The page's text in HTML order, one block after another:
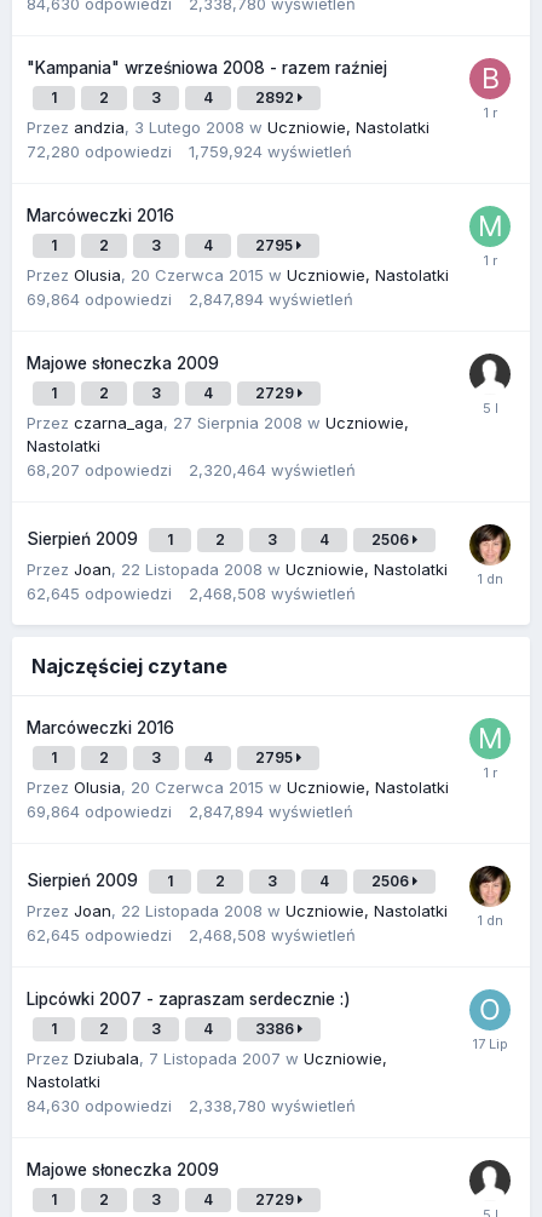
"Kampania" wrześniowa 2008 - razem raźniej
1 2 3 4 2892
Przez andzia, 3 Lutego 2008 w Uczniowie, Nastolatki
72,280 odpowiedzi 1,759,924 wyświetleń
Marcóweczki 2016
1 2 3 4 2795
Przez Olusia, 20 Czerwca 2015 w Uczniowie, Nastolatki
69,864 odpowiedzi 2,847,894 wyświetleń
Majowe słoneczka 2009
1 2 3 4 2729
Przez czarna_aga, 27 Sierpnia 2008 w Uczniowie,
Nastolatki
68,207 odpowiedzi 2,320,464 wyświetleń
Sierpień 2009 1 2 3 4 2506
Przez Joan, 22 Listopada 2008 w Uczniowie, Nastolatki
62,645 odpowiedzi 2,468,508 wyświetleń
Najczęściej czytane
Marcóweczki 2016
1 2 3 4 2795
Przez Olusia, 20 Czerwca 2015 w Uczniowie, Nastolatki
69,864 odpowiedzi 2,847,894 wyświetleń
Sierpień 2009 1 2 3 4 2506
Przez Joan, 22 Listopada 2008 w Uczniowie, Nastolatki
62,645 odpowiedzi 2,468,508 wyświetleń
Lipcówki 2007 - zapraszam serdecznie :)
1 2 3 4 3386
Przez Dziubala, 7 Listopada 2007 w Uczniowie,
Nastolatki
84,630 odpowiedzi 2,338,780 wyświetleń
Majowe słoneczka 2009
1 2 3 4 2729